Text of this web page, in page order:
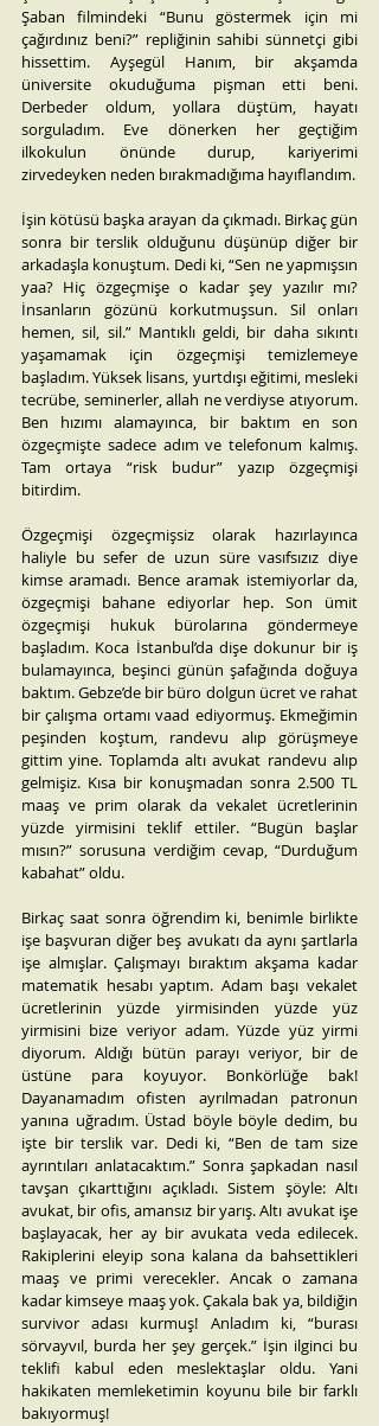
Şaban filmindeki “Bunu göstermek için mi
çağırdınız beni?” repliğinin sahibi sünnetçi gibi
hissettim. Ayşegül Hanım, bir akşamda
üniversite okuduğuma pişman etti beni.
Derbeder oldum, yollara düştüm, hayatı
sorguladım. Eve dönerken her geçtiğim
ilkokulun önünde durup, kariyerimi
zirvedeyken neden bırakmadığıma hayıflandım.
İşin kötüsü başka arayan da çıkmadı. Birkaç gün
sonra bir terslik olduğunu düşünüp diğer bir
arkadaşla konuştum. Dedi ki, “Sen ne yapmışsın
yaa? Hiç özgeçmişe o kadar şey yazılır mı?
İnsanların gözünü korkutmuşsun. Sil onları
hemen, sil, sil.” Mantıklı geldi, bir daha sıkıntı
yaşamamak için özgeçmişi temizlemeye
başladım. Yüksek lisans, yurtdışı eğitimi, mesleki
tecrübe, seminerler, allah ne verdiyse atıyorum.
Ben hızımı alamayınca, bir baktım en son
özgeçmişte sadece adım ve telefonum kalmış.
Tam ortaya “risk budur” yazıp özgeçmişi
bitirdim.
Özgeçmişi özgeçmişsiz olarak hazırlayınca
haliyle bu sefer de uzun süre vasıfsızız diye
kimse aramadı. Bence aramak istemiyorlar da,
özgeçmişi bahane ediyorlar hep. Son ümit
özgeçmişi hukuk bürolarına göndermeye
başladım. Koca İstanbul’da dişe dokunur bir iş
bulamayınca, beşinci günün şafağında doğuya
baktım. Gebze’de bir büro dolgun ücret ve rahat
bir çalışma ortamı vaad ediyormuş. Ekmeğimin
peşinden koştum, randevu alıp görüşmeye
gittim yine. Toplamda altı avukat randevu alıp
gelmişiz. Kısa bir konuşmadan sonra 2.500 TL
maaş ve prim olarak da vekalet ücretlerinin
yüzde yirmisini teklif ettiler. “Bugün başlar
mısın?” sorusuna verdiğim cevap, “Durduğum
kabahat” oldu.
Birkaç saat sonra öğrendim ki, benimle birlikte
işe başvuran diğer beş avukatı da aynı şartlarla
işe almışlar. Çalışmayı bıraktım akşama kadar
matematik hesabı yaptım. Adam başı vekalet
ücretlerinin yüzde yirmisinden yüzde yüz
yirmisini bize veriyor adam. Yüzde yüz yirmi
diyorum. Aldığı bütün parayı veriyor, bir de
üstüne para koyuyor. Bonkörlüğe bak!
Dayanamadım ofisten ayrılmadan patronun
yanına uğradım. Üstad böyle böyle dedim, bu
işte bir terslik var. Dedi ki, “Ben de tam size
ayrıntıları anlatacaktım.” Sonra şapkadan nasıl
tavşan çıkarttığını açıkladı. Sistem şöyle: Altı
avukat, bir ofis, amansız bir yarış. Altı avukat işe
başlayacak, her ay bir avukata veda edilecek.
Rakiplerini eleyip sona kalana da bahsettikleri
maaş ve primi verecekler. Ancak o zamana
kadar kimseye maaş yok. Çakala bak ya, bildiğin
survivor adası kurmuş! Anladım ki, “burası
sörvayvıl, burda her şey gerçek.” İşin ilginci bu
teklifi kabul eden meslektaşlar oldu. Yani
hakikaten memleketimin koyunu bile bir farklı
bakıyormuş!